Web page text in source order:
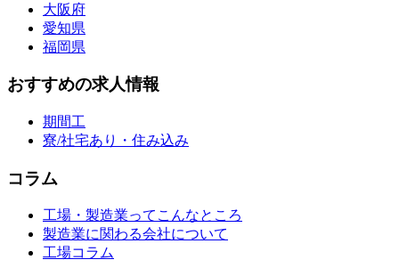
大阪府
愛知県
福岡県
おすすめの求人情報
期間工
寮/社宅あり・住み込み
コラム
工場・製造業ってこんなところ
製造業に関わる会社について
工場コラム